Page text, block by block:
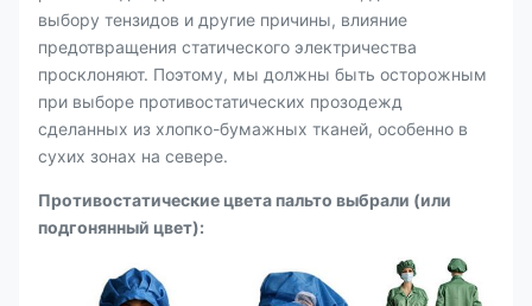
выбору тензидов и другие причины, влияние
предотвращения статического электричества
просклоняют. Поэтому, мы должны быть осторожным
при выборе противостатических прозодежд
сделанных из хлопко-бумажных тканей, особенно в
сухих зонах на севере.
Противостатические цвета пальто выбрали (или
подгонянный цвет):